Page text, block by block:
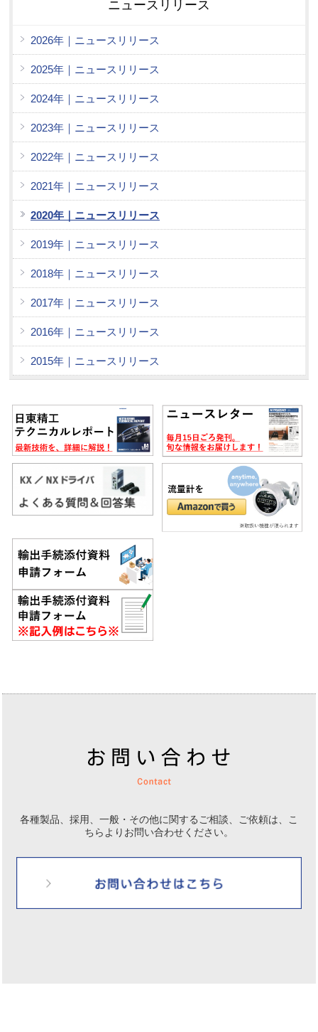
ニュースリリース
2026年｜ニュースリリース
2025年｜ニュースリリース
2024年｜ニュースリリース
2023年｜ニュースリリース
2022年｜ニュースリリース
2021年｜ニュースリリース
2020年｜ニュースリリース
2019年｜ニュースリリース
2018年｜ニュースリリース
2017年｜ニュースリリース
2016年｜ニュースリリース
2015年｜ニュースリリース
各種製品、採用、一般・その他に関するご相談、ご依頼は、 こ
ちらよりお問い合わせください。